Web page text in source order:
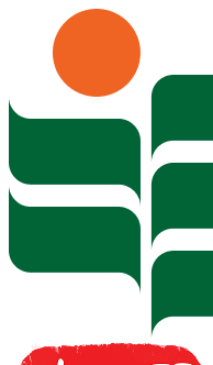
Skip to content